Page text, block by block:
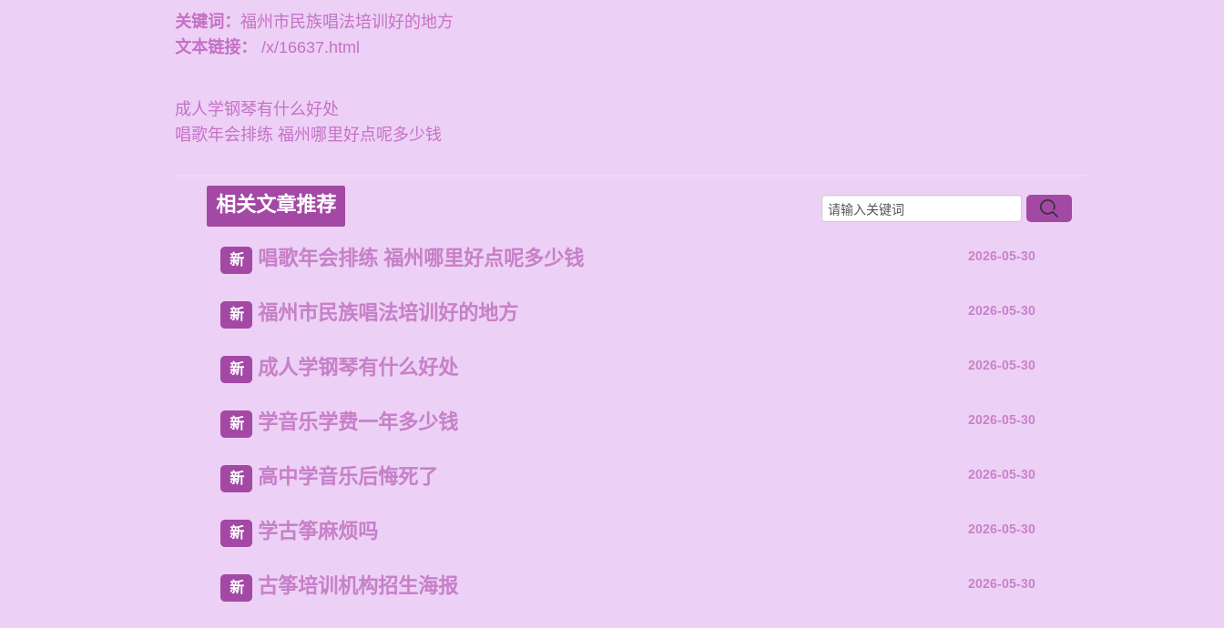
关键词： 福州市民族唱法培训好的地方
文本链接：
/x/16637.html
成人学钢琴有什么好处
唱歌年会排练 福州哪里好点呢多少钱
相关文章推荐
新 唱歌年会排练 福州哪里好点呢多少钱 2026-05-30
新 福州市民族唱法培训好的地方 2026-05-30
新 成人学钢琴有什么好处 2026-05-30
新 学音乐学费一年多少钱 2026-05-30
新 高中学音乐后悔死了 2026-05-30
新 学古筝麻烦吗 2026-05-30
新 古筝培训机构招生海报 2026-05-30